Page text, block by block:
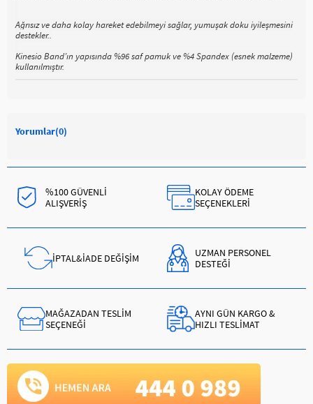
Ağrısız ve daha kolay hareket edebilmeyi sağlar, yumuşak doku iyileşmesini
destekler..
Kinesio Band’ın yapısında %96 saf pamuk ve %4 Spandex (esnek malzeme)
kullanılmıştır.
Yorumlar(0)
%100 GÜVENLİ
ALIŞVERİŞ
KOLAY ÖDEME
SEÇENEKLERİ
İPTAL&İADE DEĞİŞİM
UZMAN PERSONEL
DESTEĞİ
MAĞAZADAN TESLİM
SEÇENEĞİ
AYNI GÜN KARGO &
HIZLI TESLİMAT